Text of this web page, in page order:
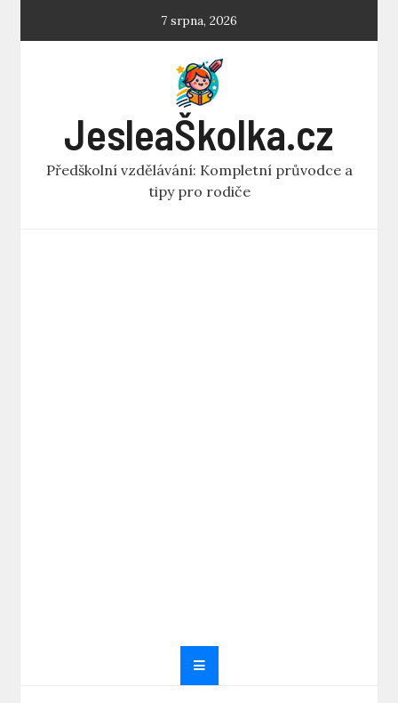
7 srpna, 2026
JesleaŠkolka.cz
Předškolní vzdělávání: Kompletní průvodce a
tipy pro rodiče